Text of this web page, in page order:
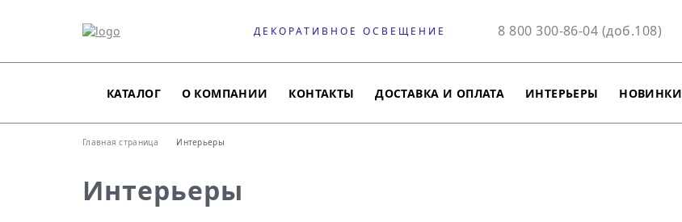
ДЕКОРАТИВНОЕ ОСВЕЩЕНИЕ 8 800 300-86-04 (доб.108)
КАТАЛОГ О КОМПАНИИ КОНТАКТЫ ДОСТАВКА И ОПЛАТА ИНТЕРЬЕРЫ НОВИНКИ
Главная страница Интерьеры
Интерьеры